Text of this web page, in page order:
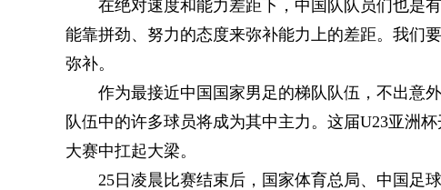
在绝对速度和能力差距下，中国队队员们也是
能靠拼劲、努力的态度来弥补能力上的差距。我们
弥补。
作为最接近中国国家男足的梯队队伍，不出意
队伍中的许多球员将成为其中主力。这届U23亚洲
大赛中扛起大梁。
25日凌晨比赛结束后，国家体育总局、中国足